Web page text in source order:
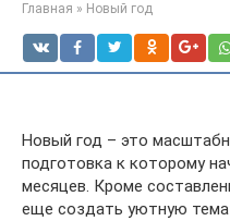
Главная » Новый год
Новый год – это
подготовка к которому
месяцев. Кроме
еще создать уютную